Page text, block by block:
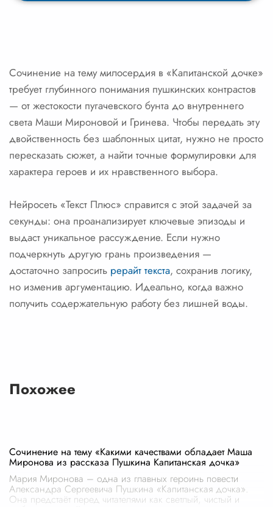
Сочинение на тему милосердия в «Капитанской дочке»
требует глубинного понимания пушкинских контрастов
— от жестокости пугачевского бунта до внутреннего
света Маши Мироновой и Гринева. Чтобы передать эту
двойственность без шаблонных цитат, нужно не просто
пересказать сюжет, а найти точные формулировки для
характера героев и их нравственного выбора.
Нейросеть «Текст Плюс» справится с этой задачей за
секунды: она проанализирует ключевые эпизоды и
выдаст уникальное рассуждение. Если нужно
подчеркнуть другую грань произведения —
достаточно запросить рерайт текста, сохранив логику,
но изменив аргументацию. Идеально, когда важно
получить содержательную работу без лишней воды.
Похожее
Сочинение на тему «Какими качествами обладает Маша
Миронова из рассказа Пушкина Капитанская дочка»
Мария Миронова – одна из главных героинь повести
Александра Сергеевича Пушкина «Капитанская дочка».
Она предстаёт перед читателями как светлый, чистый и